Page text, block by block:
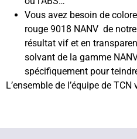
Vous avez besoin de
rouge 9018 NANV de
résultat vif et en
solvant de la gamme
spécifiquement pour
L’ensemble de l’équipe de